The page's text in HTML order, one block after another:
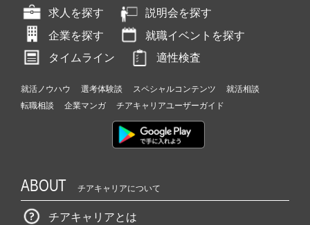
求人を探す
説明会を探す
企業を探す
就職イベントを探す
タイムライン
適性検査
就活ノウハウ 選考体験談 スペシャルコンテンツ
就活相談
転職相談
企業マンガ チアキャリアユーザーガイド
ABOUT チアキャリアについて
チアキャリアとは